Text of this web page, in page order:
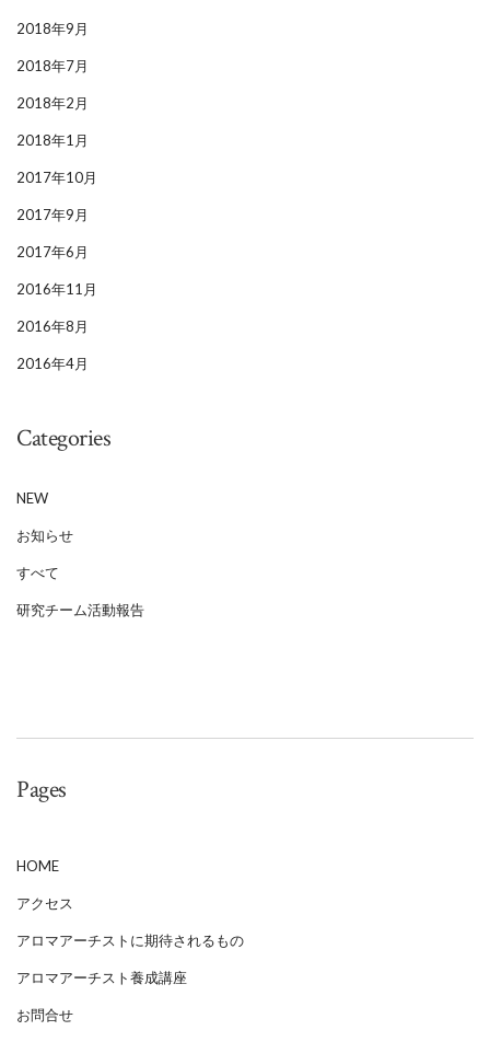
2018年9月
2018年7月
2018年2月
2018年1月
2017年10月
2017年9月
2017年6月
2016年11月
2016年8月
2016年4月
Categories
NEW
お知らせ
すべて
研究チーム活動報告
Pages
HOME
アクセス
アロマアーチストに期待されるもの
アロマアーチスト養成講座
お問合せ